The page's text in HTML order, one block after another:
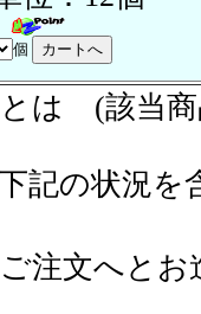
個
は (該当
記の状況
注文へとお